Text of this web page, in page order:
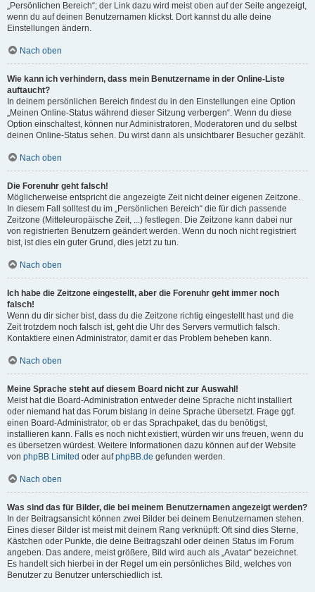
„Persönlichen Bereich“; der Link dazu wird meist oben auf der Seite angezeigt,
wenn du auf deinen Benutzernamen klickst. Dort kannst du alle deine
Einstellungen ändern.
Nach oben
Wie kann ich verhindern, dass mein Benutzername in der Online-Liste
auftaucht?
In deinem persönlichen Bereich findest du in den Einstellungen eine Option
„Meinen Online-Status während dieser Sitzung verbergen“. Wenn du diese
Option einschaltest, können nur Administratoren, Moderatoren und du selbst
deinen Online-Status sehen. Du wirst dann als unsichtbarer Besucher gezählt.
Nach oben
Die Forenuhr geht falsch!
Möglicherweise entspricht die angezeigte Zeit nicht deiner eigenen Zeitzone.
In diesem Fall solltest du im „Persönlichen Bereich“ die für dich passende
Zeitzone (Mitteleuropäische Zeit, ...) festlegen. Die Zeitzone kann dabei nur
von registrierten Benutzern geändert werden. Wenn du noch nicht registriert
bist, ist dies ein guter Grund, dies jetzt zu tun.
Nach oben
Ich habe die Zeitzone eingestellt, aber die Forenuhr geht immer noch
falsch!
Wenn du dir sicher bist, dass du die Zeitzone richtig eingestellt hast und die
Zeit trotzdem noch falsch ist, geht die Uhr des Servers vermutlich falsch.
Kontaktiere einen Administrator, damit er das Problem beheben kann.
Nach oben
Meine Sprache steht auf diesem Board nicht zur Auswahl!
Meist hat die Board-Administration entweder deine Sprache nicht installiert
oder niemand hat das Forum bislang in deine Sprache übersetzt. Frage ggf.
einen Board-Administrator, ob er das Sprachpaket, das du benötigst,
installieren kann. Falls es noch nicht existiert, würden wir uns freuen, wenn du
es übersetzen würdest. Weitere Informationen dazu können auf der Website
von phpBB Limited oder aufphpBB.de gefunden werden.
Nach oben
Was sind das für Bilder, die bei meinem Benutzernamen angezeigt werden?
In der Beitragsansicht können zwei Bilder bei deinem Benutzernamen stehen.
Eines dieser Bilder ist meist mit deinem Rang verknüpft: Oft sind dies Sterne,
Kästchen oder Punkte, die deine Beitragszahl oder deinen Status im Forum
angeben. Das andere, meist größere, Bild wird auch als „Avatar“ bezeichnet.
Es handelt sich hierbei in der Regel um ein persönliches Bild, welches von
Benutzer zu Benutzer unterschiedlich ist.